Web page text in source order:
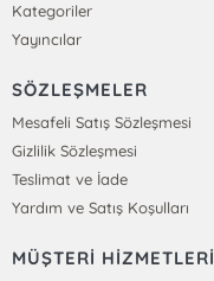
Kategoriler
Yayıncılar
SÖZLEŞMELER
Mesafeli Satış Sözleşmesi
Gizlilik Sözleşmesi
Teslimat ve İade
Yardım ve Satış Koşulları
MÜŞTERİ HİZMETLERİ